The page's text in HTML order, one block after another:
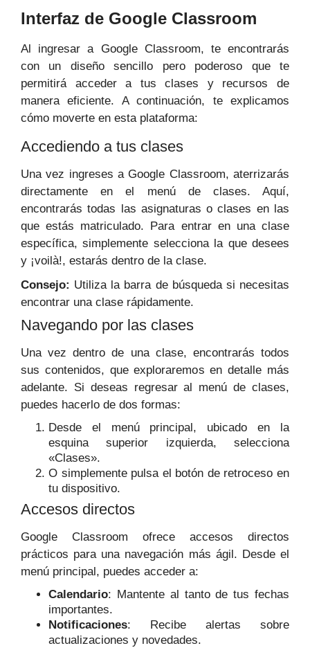
Interfaz de Google Classroom
Al ingresar a Google Classroom, te encontrarás
con un diseño sencillo pero poderoso que te
permitirá acceder a tus clases y recursos de
manera eficiente. A continuación, te explicamos
cómo moverte en esta plataforma:
Accediendo a tus clases
Una vez ingreses a Google Classroom, aterrizarás
directamente en el menú de clases. Aquí,
encontrarás todas las asignaturas o clases en las
que estás matriculado. Para entrar en una clase
específica, simplemente selecciona la que desees
y ¡voilà!, estarás dentro de la clase.
Consejo: Utiliza la barra de búsqueda si necesitas
encontrar una clase rápidamente.
Navegando por las clases
Una vez dentro de una clase, encontrarás todos
sus contenidos, que exploraremos en detalle más
adelante. Si deseas regresar al menú de clases,
puedes hacerlo de dos formas:
Desde el menú principal, ubicado en la
esquina superior izquierda, selecciona
«Clases».
O simplemente pulsa el botón de retroceso en
tu dispositivo.
Accesos directos
Google Classroom ofrece accesos directos
prácticos para una navegación más ágil. Desde el
menú principal, puedes acceder a:
Calendario: Mantente al tanto de tus fechas
importantes.
Notificaciones: Recibe alertas sobre
actualizaciones y novedades.